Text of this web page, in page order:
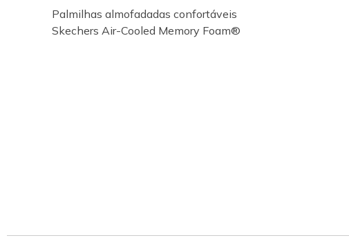
Palmilhas almofadadas confortáveis
Skechers Air-Cooled Memory Foam®